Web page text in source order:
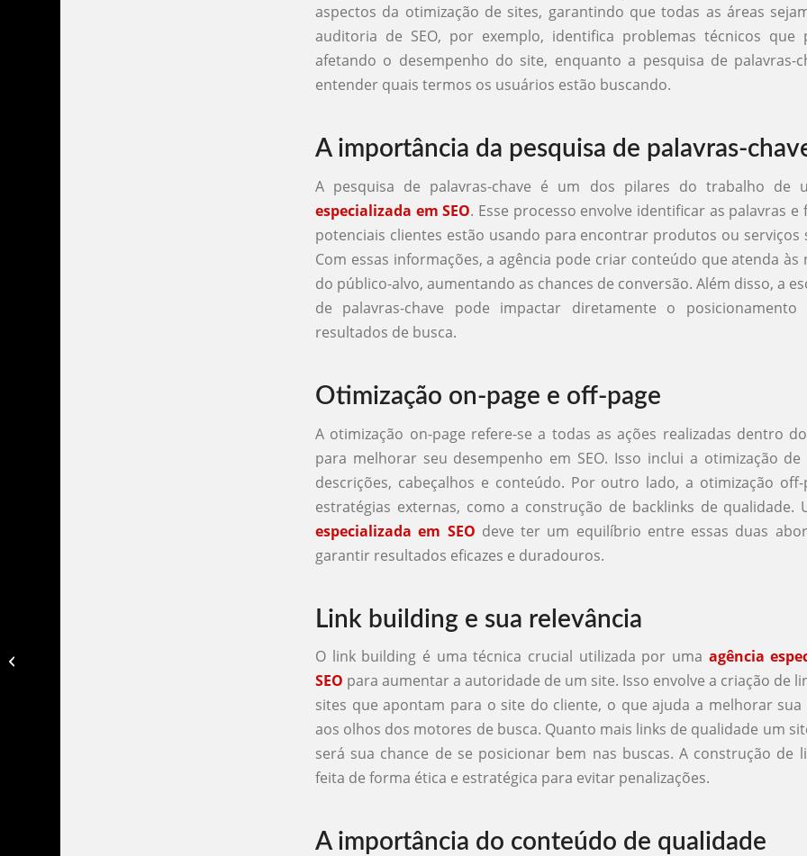
aspectos da otimização de sites, garantindo que todas as áreas
auditoria de SEO, por exemplo, identifica problemas técnicos que
afetando o desempenho do site, enquanto a pesquisa de palavras-
entender quais termos os usuários estão buscando.
A importância da pesquisa de palavras-
A pesquisa de palavras-chave é um dos pilares do trabalho de
especializada em SEO. Esse processo envolve identificar as palavras e
potenciais clientes estão usando para encontrar produtos ou serviços
Com essas informações, a agência pode criar conteúdo que atenda às
do público-alvo, aumentando as chances de conversão. Além disso, a
de palavras-chave pode impactar diretamente o
resultados de busca.
Otimização on-page e off-page
A otimização on-page refere-se a todas as ações realizadas dentro
para melhorar seu desempenho em SEO. Isso inclui a otimização
descrições, cabeçalhos e conteúdo. Por outro lado, a otimização off-
estratégias externas, como a construção de backlinks de qualidade.
especializada em SEO deve ter um equilíbrio entre essas duas
garantir resultados eficazes e duradouros.
Link building e sua relevância
O link building é uma técnica crucial utilizada por uma agência
SEO para aumentar a autoridade de um site. Isso envolve a criação de
sites que apontam para o site do cliente, o que ajuda a melhorar sua
aos olhos dos motores de busca. Quanto mais links de qualidade um
será sua chance de se posicionar bem nas buscas. A construção de
feita de forma ética e estratégica para evitar penalizações.
A importância do conteúdo de qualidade